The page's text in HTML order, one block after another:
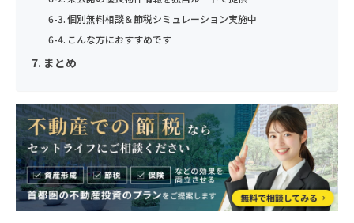
個別無料相談＆節税シミュレーション実施中
こんな方におすすめです
まとめ
ぼすおそれがあるとき。
⑤当社が受託する保険募集業務を遂行するに必要な限度で、当該
保険会社に個人データを提供する場合
労働組合への加盟、人種および民族、門地および本籍、保健医療
および性生活ならびに犯罪歴に関する情報(以下「センシティブ
情報」といいます)を掲げる場合を除くほか、取得、利用または
第三者提供を行いません。
①法令等に基づく場合
データの収集のためにCookieを使用しています。このデータは
匿名で収集されており、個人を特定するものではありません。
この機能はCookieを無効にすることで収集を拒否することが出
約に関しての詳細はGoogleアナリティクスサービス利用規約の
ページやGoogleポリシーと規約ページをご覧ください。
6）個人データの安全管理措置
当社は、取扱う個人データの漏えい、減失またはき損の防止その
他の個人データの安全管理のため、安全管理に関する取扱い規定
シミュレーション結果
年間家賃収入
万円/年
節税金額
万円/年
料カウンセリングの際に提出いただく個人情報は、以下の目的の
みに利用いたします。
①当社事業に関してお問い合わせいただいた内容に回答するた
③当社のサービスのご案内・サポート情報をご提供するため。
④当社が委託を受けている保険募集業務およびこれらに付帯・関
連するサービスの提供等のため。なお、当社に対し保険募集業務
の委託を行う保険会社の利用目的は、それぞれの会社のホームペ
ージに記載してあります。
年齢
年収
お住まいの都道府県
年齢
年収
お住まいの都道府県
5）個人情報の取得
当社は、業務上必要な範囲で、かつ、適法で公正な手段により個
人情報を取得します。
当サイトでは、Googleによるアクセス解析ツール「Googleアナ
データの収集のためにCookieを使用しています。このデータは
匿名で収集されており、個人を特定するものではありません。
この機能はCookieを無効にすることで収集を拒否することが出
来ますので、お使いのブラウザの設定をご確認ください。この規
約に関しての詳細はGoogleアナリティクスサービス利用規約の
ページやGoogleポリシーと規約ページをご覧ください。
お問合せ内容
シミュレーション結果